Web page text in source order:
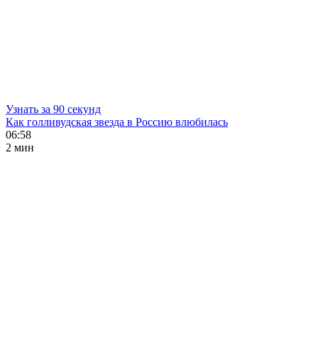
Узнать за 90 секунд
Как голливудская звезда в Россию влюбилась
06:58
2 мин